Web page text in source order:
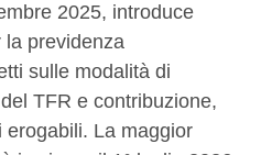
2025, introduce
la previdenza
sulle modalità di
TFR e contribuzione,
erogabili. La maggior